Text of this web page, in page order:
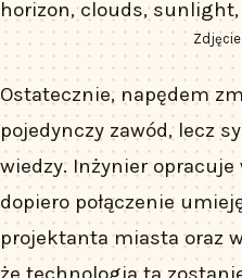
Zdjęcie:
Ostatecznie, napędem
pojedynczy zawód, lecz
wiedzy. Inżynier
dopiero połączenie
projektanta miasta oraz